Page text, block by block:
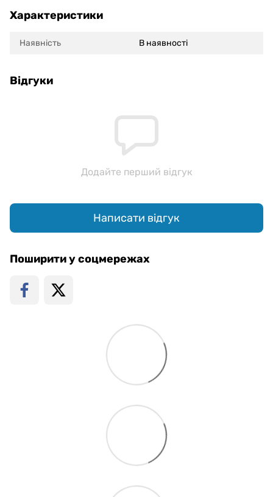
Характеристики
Наявність В наявності
Відгуки
Додайте перший відгук
Написати відгук
Поширити у соцмережах